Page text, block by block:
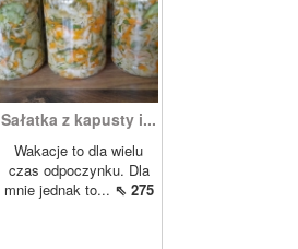
Sałatka z kapusty i...
Wakacje to dla wielu
czas odpoczynku. Dla
mnie jednak to... ⇖ 275